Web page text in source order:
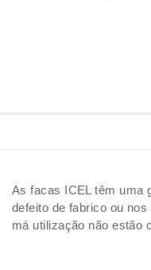
As facas ICEL têm uma
defeito de fabrico ou
má utilização não estão